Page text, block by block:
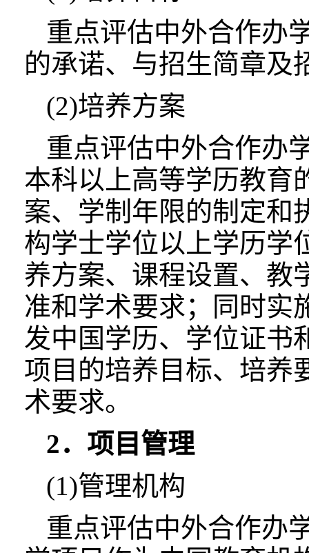
重点评估中外合作办
的承诺、与招生简章及
(2)培养方案
重点评估中外合作办
本科以上高等学历教育
案、学制年限的制定和
构学士学位以上学历学
养方案、课程设置、教
准和学术要求；同时实
发中国学历、学位证书
项目的培养目标、培养
术要求。
2．项目管理
(1)管理机构
重点评估中外合作办